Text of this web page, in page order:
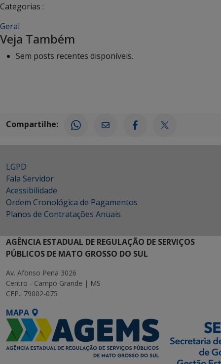
Categorias :
Geral
Veja Também
Sem posts recentes disponíveis.
Compartilhe:
LGPD
Fala Servidor
Acessibilidade
Ordem Cronológica de Pagamentos
Planos de Contratações Anuais
AGÊNCIA ESTADUAL DE REGULAÇÃO DE SERVIÇOS
PÚBLICOS DE MATO GROSSO DO SUL
Av. Afonso Pena 3026
Centro - Campo Grande | MS
CEP.: 79002-075
MAPA